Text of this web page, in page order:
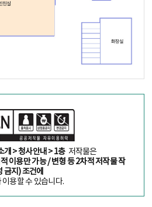
개 > 청사안내 > 1층 저작물은
이용만 가능 / 변형 등 2차적 저작물 작
금지) 조건에
이용할 수 있습니다.